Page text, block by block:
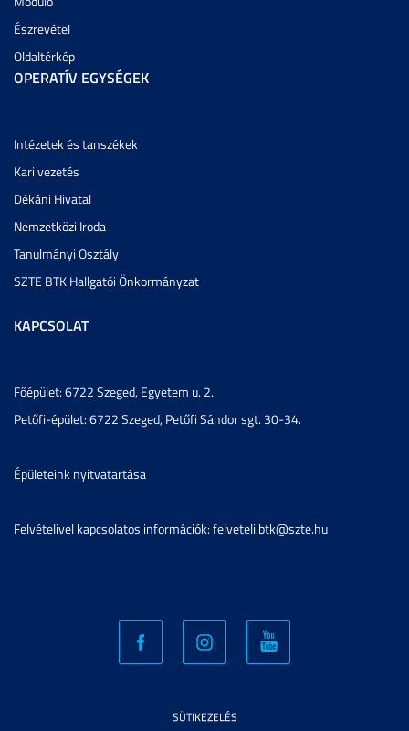
Észrevétel
Oldaltérkép
OPERATÍV EGYSÉGEK
Intézetek és tanszékek
Kari vezetés
Dékáni Hivatal
Nemzetközi Iroda
Tanulmányi Osztály
SZTE BTK Hallgatói Önkormányzat
KAPCSOLAT
Főépület: 6722 Szeged, Egyetem u. 2.
Petőfi-épület: 6722 Szeged, Petőfi Sándor sgt. 30-34.
Épületeink nyitvatartása
Felvételivel kapcsolatos információk: felveteli.btk@szte.hu
SÜTIKEZELÉS